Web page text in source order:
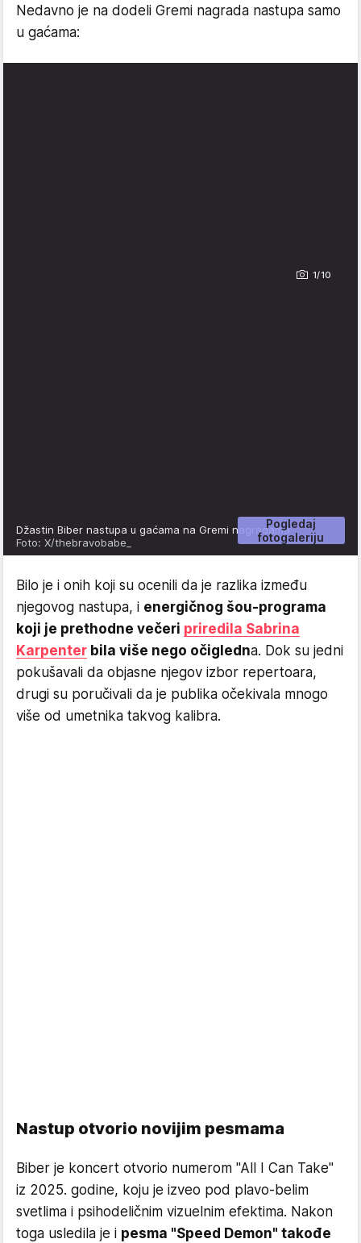
Nedavno je na dodeli Gremi nagrada nastupa samo
u gaćama:
1/10
Pogledaj
fotogaleriju
Džastin Biber nastupa u gaćama na Gremi nagradama
Foto: X/thebravobabe_
Bilo je i onih koji su ocenili da je razlika između
njegovog nastupa, i energičnog šou-programa
koji je prethodne večeri priredila Sabrina
Karpenter bila više nego očigledna. Dok su jedni
pokušavali da objasne njegov izbor repertoara,
drugi su poručivali da je publika očekivala mnogo
više od umetnika takvog kalibra.
Nastup otvorio novijim pesmama
Biber je koncert otvorio numerom "All I Can Take"
iz 2025. godine, koju je izveo pod plavo-belim
svetlima i psihodeličnim vizuelnim efektima. Nakon
toga usledila je i pesma "Speed Demon" takođe